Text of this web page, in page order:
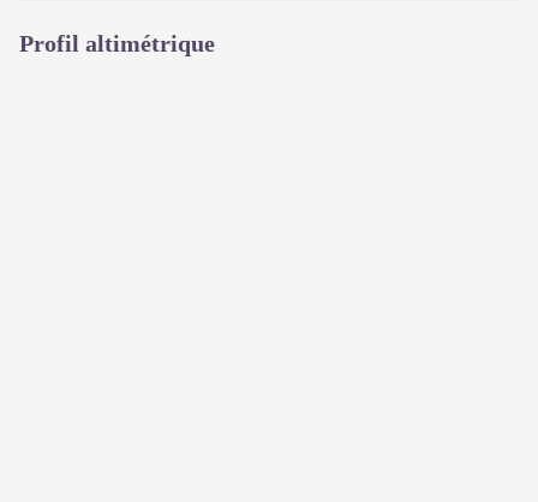
Profil altimétrique